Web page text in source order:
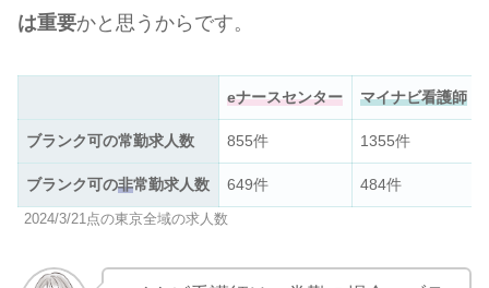
は重要かと思うからです。
eナースセンター マイナビ看護師
ブランク可の常勤求人数 855件 1355件
ブランク可の非常勤求人数 649件 484件
2024/3/21点の東京全域の求人数